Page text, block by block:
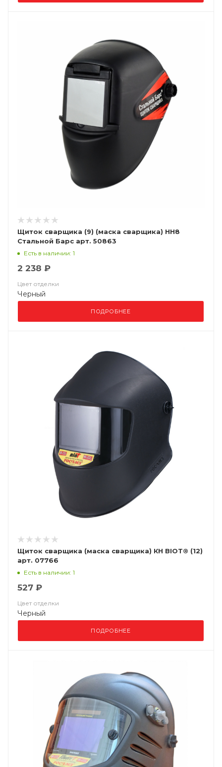
Щиток сварщика (9) (маска сварщика) НН8
Стальной Барс арт. 50863
Есть в наличии: 1
2 238 ₽
Цвет отделки
Черный
ПОДРОБНЕЕ
Щиток сварщика (маска сварщика) КН BIOT® (12)
арт. 07766
Есть в наличии: 1
527 ₽
Цвет отделки
Черный
ПОДРОБНЕЕ